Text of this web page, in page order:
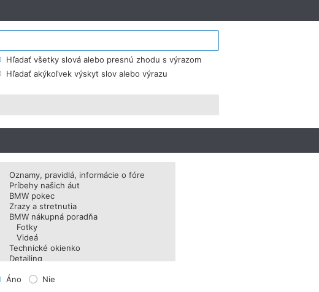
Hľadať všetky slová alebo presnú zhodu s výrazom
Hľadať akýkoľvek výskyt slov alebo výrazu
Áno Nie